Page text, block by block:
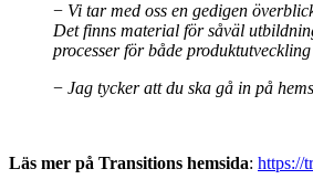
− Vi tar med oss en gedigen
Det finns material för såväl
processer för både
− Jag tycker att du ska gå in på
Läs mer på Transitions hemsida: https://